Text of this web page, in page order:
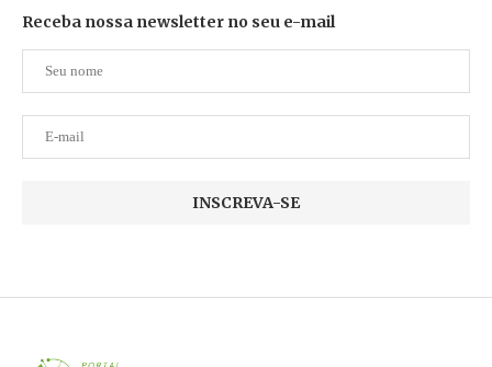
Receba nossa newsletter no seu e-mail